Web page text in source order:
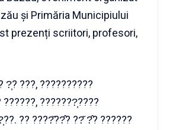
și Primăria Municipiului
prezenți scriitori, profesori,
?̦? ???, ??????????
???????̦????
?? ????̆??̂? ??̆ ?̂? ??????